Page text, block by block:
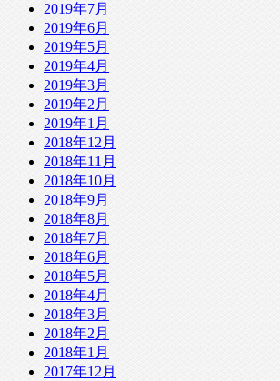
2019年7月
2019年6月
2019年5月
2019年4月
2019年3月
2019年2月
2019年1月
2018年12月
2018年11月
2018年10月
2018年9月
2018年8月
2018年7月
2018年6月
2018年5月
2018年4月
2018年3月
2018年2月
2018年1月
2017年12月